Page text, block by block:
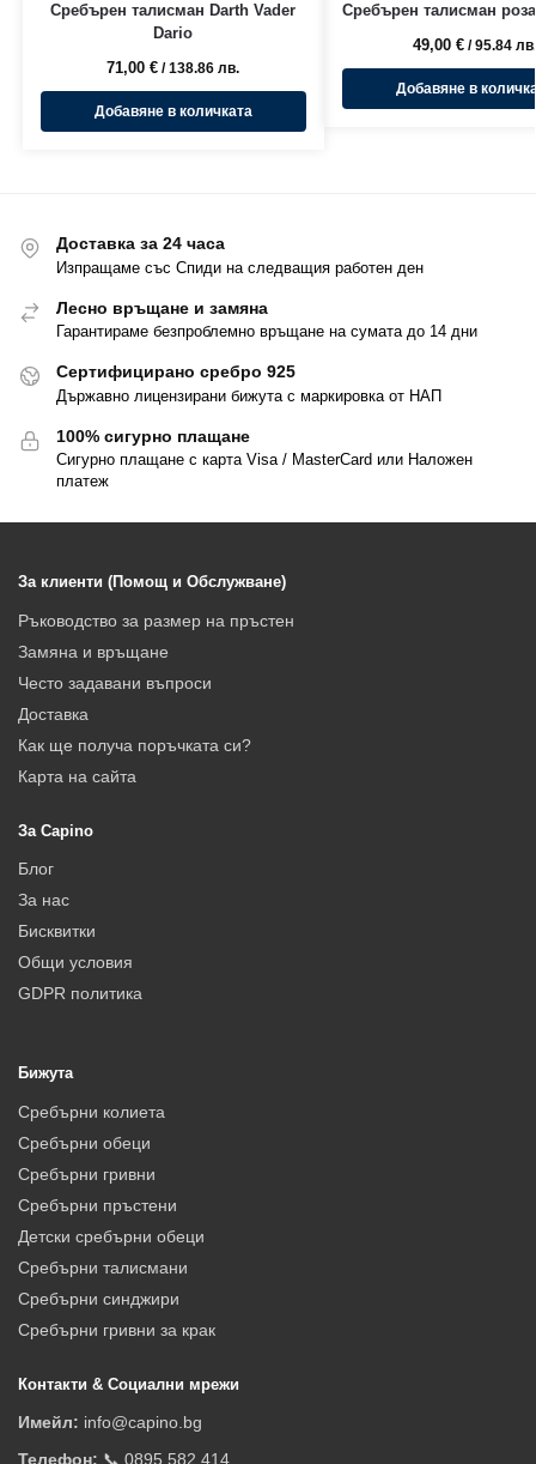
Сребърен талисман Darth Vader
Dario
71,00€ / 138.86 лв.
Добавяне в количката
Сребърен талисман
49,00 € / 95.84 лв.
Добавяне в
Доставка за 24 часа
Изпращаме със Спиди на следващия работен ден
Лесно връщане и замяна
Гарантираме безпроблемно връщане на сумата до 14 дни
Сертифицирано сребро 925
Държавно лицензирани бижута с маркировка от НАП
100% сигурно плащане
Сигурно плащане с карта Visa / MasterCard или Наложен
платеж
За клиенти (Помощ и Обслужване)
Ръководство за размер на пръстен
Замяна и връщане
Често задавани въпроси
Доставка
Как ще получа поръчката си?
Карта на сайта
За Capino
Блог
За нас
Бисквитки
Общи условия
GDPR политика
Бижута
Сребърни колиета
Сребърни обеци
Сребърни гривни
Сребърни пръстени
Детски сребърни обеци
Сребърни талисмани
Сребърни синджири
Сребърни гривни за крак
Контакти & Социални мрежи
Имейл: info@capino.bg
Телефон: 📞 0895 582 414